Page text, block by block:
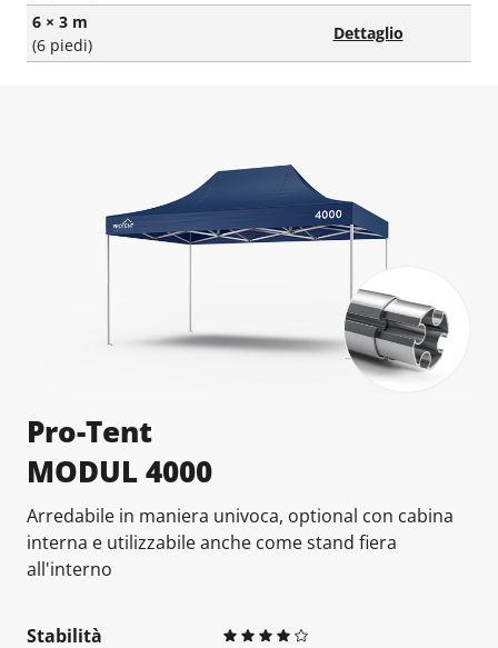
6 × 3 m
(6 piedi)
Dettaglio
Pro-Tent
MODUL 4000
Arredabile in maniera univoca, optional con cabina
interna e utilizzabile anche come stand fiera
all'interno
Stabilità